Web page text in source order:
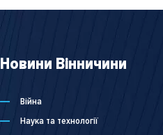
Новини Вінничини
Війна
Наука та технології